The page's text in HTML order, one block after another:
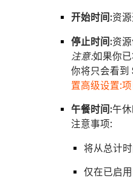
开始时间:资
停止时间:资
注意:如果你
你将只会看到
置高级设置:
午餐时间:午休
注意事项:
将从总计
仅在已启